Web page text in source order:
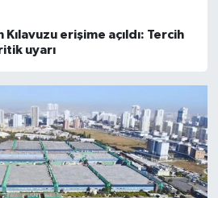
erişime açıldı: Tercih
uyarı